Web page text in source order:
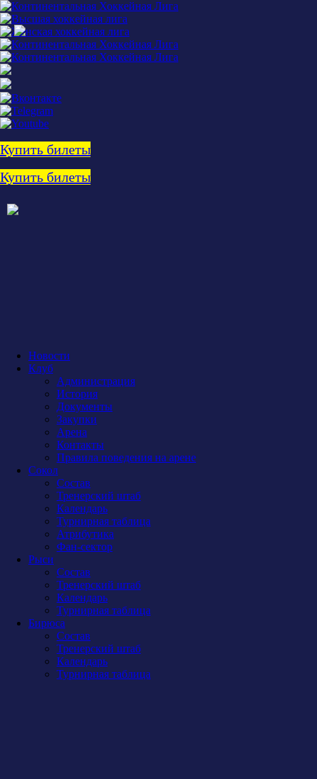
Купить билеты
Купить билеты
Новости
Клуб
Администрация
История
Документы
Закупки
Арена
Контакты
Правила поведения на арене
Сокол
Состав
Тренерский штаб
Календарь
Турнирная таблица
Атрибутика
Фан-сектор
Рыси
Состав
Тренерский штаб
Календарь
Турнирная таблица
Бирюса
Состав
Тренерский штаб
Календарь
Турнирная таблица